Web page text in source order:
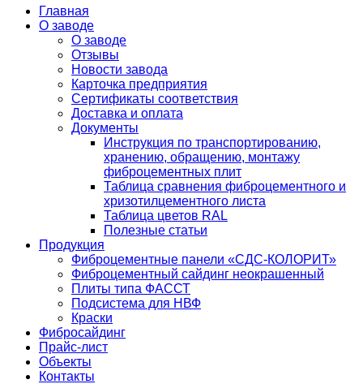
Главная
О заводе
О заводе
Отзывы
Новости завода
Карточка предприятия
Сертификаты соответствия
Доставка и оплата
Документы
Инструкция по транспортированию,
хранению, обращению, монтажу
фиброцементных плит
Таблица сравнения фиброцементного и
хризотилцементного листа
Таблица цветов RAL
Полезные статьи
Продукция
Фиброцементные панели «СДС-КОЛОРИТ»
Фиброцементный сайдинг неокрашенный
Плиты типа ФАССТ
Подсистема для НВФ
Краски
Фибросайдинг
Прайс-лист
Объекты
Контакты